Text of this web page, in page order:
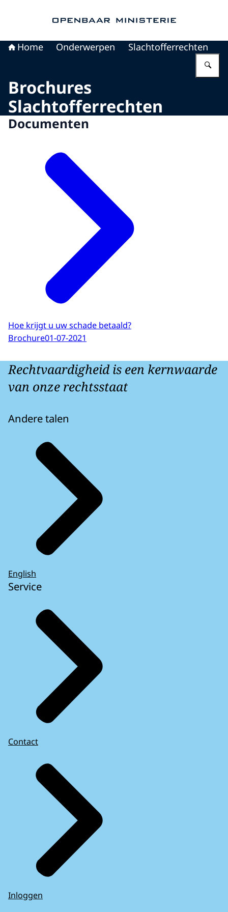
Home Onderwerpen Slachtofferrechten
Brochures
Slachtofferrechten
Documenten
Hoe krijgt u uw schade betaald?
Brochure01-07-2021
Rechtvaardigheid is een kernwaarde
van onze rechtsstaat
Andere talen
English
Service
Contact
Inloggen